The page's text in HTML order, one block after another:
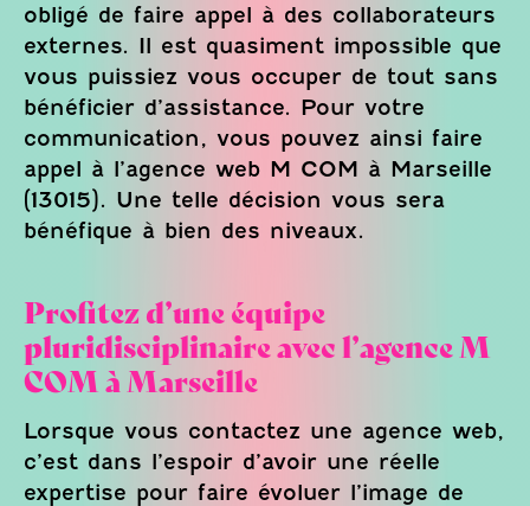
obligé de faire appel à des collaborateurs
externes. Il est quasiment impossible que
vous puissiez vous occuper de tout sans
bénéficier d’assistance. Pour votre
communication, vous pouvez ainsi faire
appel à l’agence web M COM à Marseille
(13015). Une telle décision vous sera
bénéfique à bien des niveaux.
Profitez d’une équipe
pluridisciplinaire avec l’agence M
COM à Marseille
Lorsque vous contactez une agence web,
c’est dans l’espoir d’avoir une réelle
expertise pour faire évoluer l’image de